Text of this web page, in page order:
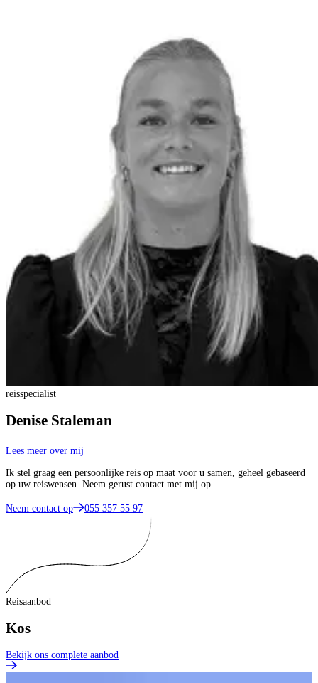
reisspecialist
Denise Staleman
Lees meer over mij
Ik stel graag een persoonlijke reis op maat voor u samen, geheel gebaseerd
op uw reiswensen. Neem gerust contact met mij op.
Neem contact op 055 357 55 97
Reisaanbod
Kos
Bekijk ons complete aanbod